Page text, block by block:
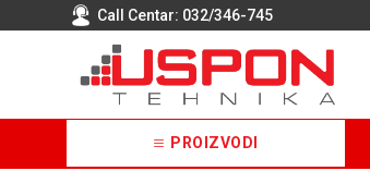
Call Centar: 032/346-745
PROIZVODI